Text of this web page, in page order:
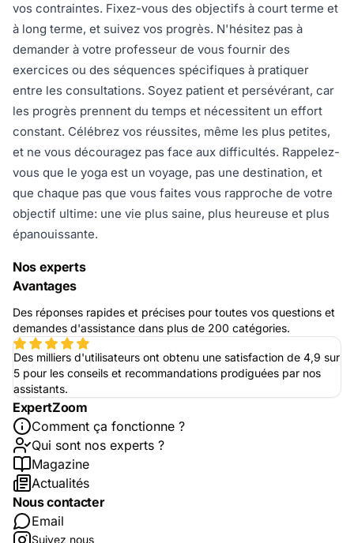
vos contraintes. Fixez-vous des objectifs à court terme et
à long terme, et suivez vos progrès. N'hésitez pas à
demander à votre professeur de vous fournir des
exercices ou des séquences spécifiques à pratiquer
entre les consultations. Soyez patient et persévérant, car
les progrès prennent du temps et nécessitent un effort
constant. Célébrez vos réussites, même les plus petites,
et ne vous découragez pas face aux difficultés. Rappelez-
vous que le yoga est un voyage, pas une destination, et
que chaque pas que vous faites vous rapproche de votre
objectif ultime: une vie plus saine, plus heureuse et plus
épanouissante.
Nos experts
Avantages
Des réponses rapides et précises pour toutes vos questions et
demandes d'assistance dans plus de 200 catégories.
Des milliers d'utilisateurs ont obtenu une satisfaction de 4,9 sur
5 pour les conseils et recommandations prodiguées par nos
assistants.
ExpertZoom
Comment ça fonctionne ?
Qui sont nos experts ?
Magazine
Actualités
Nous contacter
Email
Suivez nous